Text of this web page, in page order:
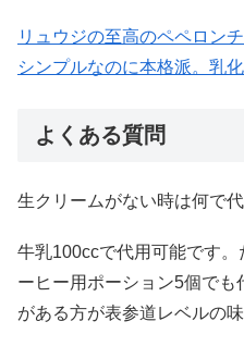
リュウジの至高のペペロン
シンプルなのに本格派。乳
よくある質問
生クリームがない時は何で
牛乳100ccで代用可能です
ーヒー用ポーション5個でも
がある方が表参道レベルの